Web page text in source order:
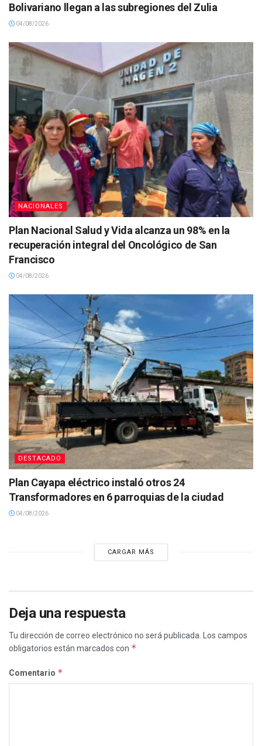
Bolivariano llegan a las subregiones del Zulia
04/08/2026
NACIONALES
Plan Nacional Salud y Vida alcanza un 98% en la
recuperación integral del Oncológico de San
Francisco
04/08/2026
DESTACADO
Plan Cayapa eléctrico instaló otros 24
Transformadores en 6 parroquias de la ciudad
04/08/2026
CARGAR MÁS
Deja una respuesta
Tu dirección de correo electrónico no será publicada.
Los campos
obligatorios están marcados con *
Comentario *